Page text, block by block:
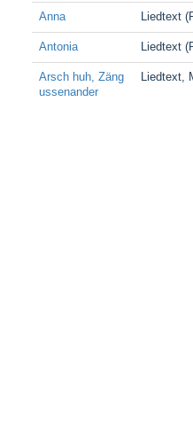
Anna Liedtext
Antonia Liedtext
Arsch huh, Zäng
ussenander
Liedtext,